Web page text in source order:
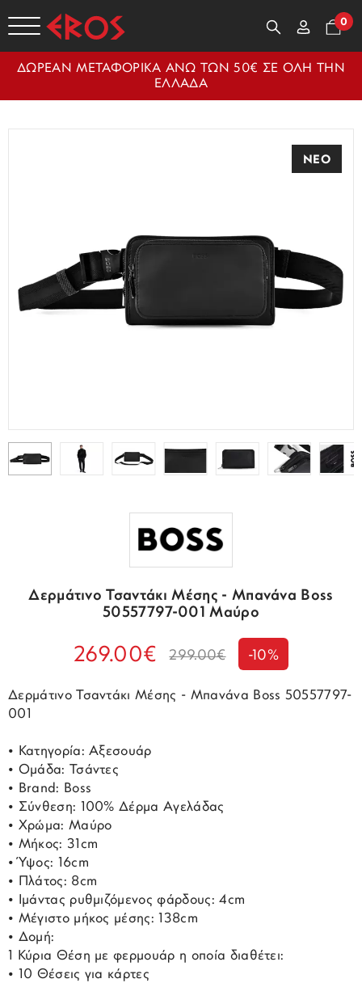
0
ΔΩΡΕΑΝ ΜΕΤΑΦΟΡΙΚΑ ΑΝΩ ΤΩΝ 50€ ΣΕ ΟΛΗ ΤΗΝ
ΕΛΛΑΔΑ
ΝΕΟ
Δερμάτινο Τσαντάκι Μέσης - Μπανάνα Boss
50557797-001 Μαύρο
269.00€ 299.00€ -10%
Δερμάτινο Τσαντάκι Μέσης - Μπανάνα Boss 50557797-
001
• Κατηγορία: Αξεσουάρ
• Ομάδα: Τσάντες
• Brand: Boss
• Σύνθεση: 100% Δέρμα Αγελάδας
• Χρώμα: Μαύρο
• Μήκος: 31cm
• Ύψος: 16cm
• Πλάτος: 8cm
• Ιμάντας ρυθμιζόμενος φάρδους: 4cm
• Μέγιστο μήκος μέσης: 138cm
• Δομή:
1 Κύρια Θέση με φερμουάρ η οποία διαθέτει:
• 10 Θέσεις για κάρτες